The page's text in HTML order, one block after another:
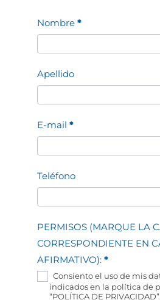
Contacto
Nombre *
Apellido
E-mail *
Teléfono
PERMISOS (MARQUE LA
CORRESPONDIENTE EN
AFIRMATIVO): *
Consiento el uso de mis
indicados en la política de
“POLÍTICA DE PRIVACIDAD”.